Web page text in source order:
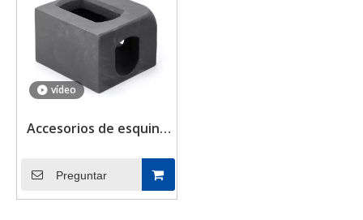
vídeo
Accesorios de esquina
contenedores de acero
ISO para la venta
Preguntar